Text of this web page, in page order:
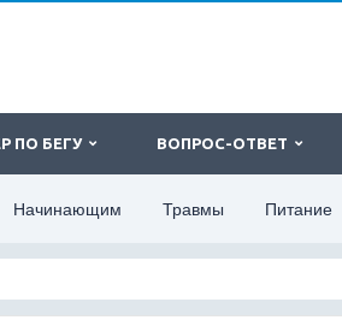
ПО БЕГУ ВОПРОС-ОТВЕТ
Начинающим Травмы Питание